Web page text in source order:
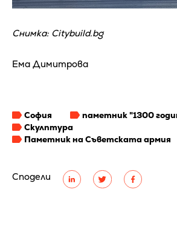
Сподели
Снимка: Citybuild.bg
Ема Димитрова
София
паметник "1300
Скулптура
Паметник на Съветската армия